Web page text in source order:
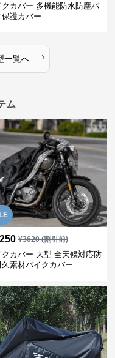
クカバー 多機能防水防塵バ
保護カバー
一覧へ ›
ム
¥3620(割引前)
クカバー 大型 全天候対応防
久素材バイクカバー